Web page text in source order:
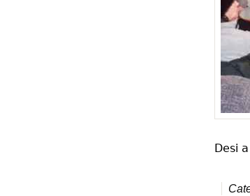
Desi